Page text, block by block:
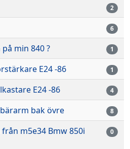
2
6
min 840 ? 1
E24 -86 1
E24 -86 4
bak övre 8
m5e34 Bmw 850i
0